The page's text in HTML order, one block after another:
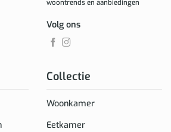
Collectie
Woonkamer
Eetkamer
woontrends en aanbiedingen
Volg ons